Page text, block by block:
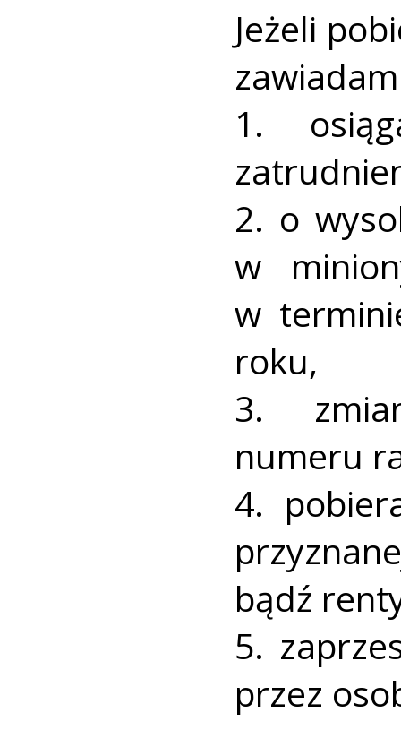
Jeżeli
1.
2. o
w
w
roku,
3.
numeru
4.
bądź
5.
przez